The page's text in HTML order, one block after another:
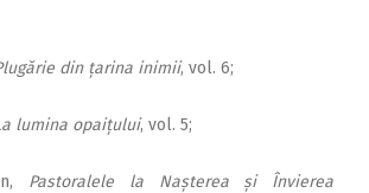
din țarina inimii, vol. 6;
lumina opaițului, vol. 5;
Pastoralele la Nașterea și Învierea